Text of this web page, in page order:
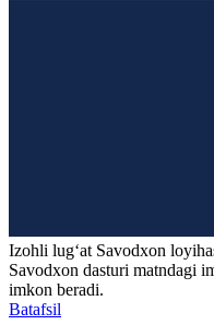
Izohli lugʻat Savodxon
Savodxon dasturi matndagi
imkon beradi.
Batafsil